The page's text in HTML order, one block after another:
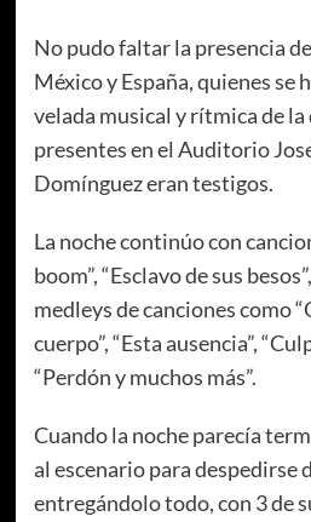
No pudo faltar la presencia
México y España, quienes se
velada musical y rítmica de
presentes en el Auditorio
Domínguez eran testigos.
La noche continúo con
boom”, “Esclavo de sus
medleys de canciones como
cuerpo”, “Esta ausencia”,
“Perdón y muchos más”.
Cuando la noche parecía
al escenario para despedirse
entregándolo todo, con 3 de